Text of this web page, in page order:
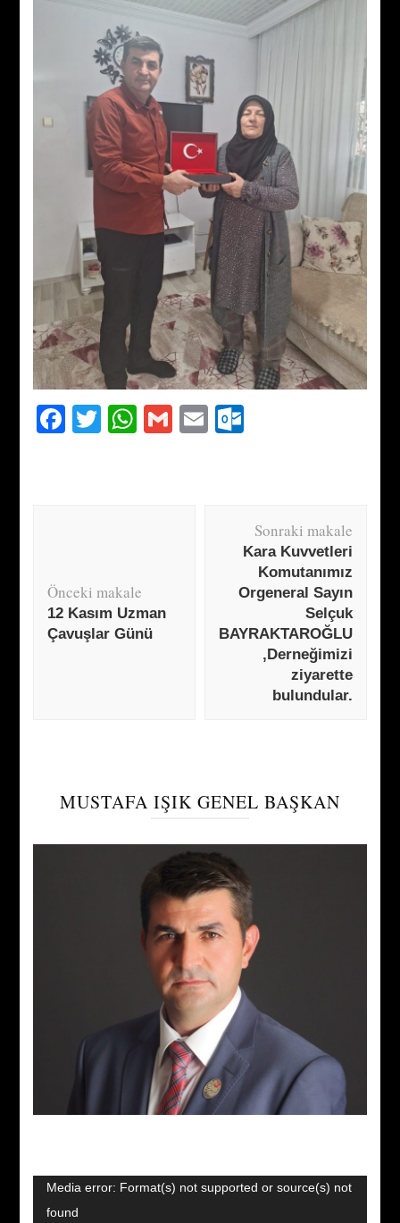
Facebook
TwitterWhatsApp
Gmail
Email
Önceki makale
12 Kasım Uzman
Çavuşlar Günü
Sonraki makale
Kara Kuvvetleri
Komutanımız
Orgeneral Sayın
Selçuk
BAYRAKTAROĞLU
,Derneğimizi
ziyarette
bulundular.
MUSTAFA IŞIK GENEL BAŞKAN
Video
oynatıcı
Media error: Format(s) not supported or source(s) not
found